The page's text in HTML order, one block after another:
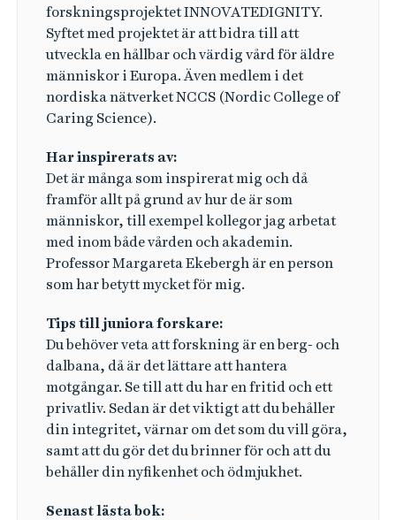
forskningsprojektet INNOVATEDIGNITY.
Syftet med projektet är att bidra till att
utveckla en hållbar och värdig vård för äldre
människor i Europa. Även medlem i det
nordiska nätverket NCCS (Nordic College of
Caring Science).
Har inspirerats av:
Det är många som inspirerat mig och då
framför allt på grund av hur de är som
människor, till exempel kollegor jag arbetat
med inom både vården och akademin.
Professor Margareta Ekebergh är en person
som har betytt mycket för mig.
Tips till juniora forskare:
Du behöver veta att forskning är en berg- och
dalbana, då är det lättare att hantera
motgångar. Se till att du har en fritid och ett
privatliv. Sedan är det viktigt att du behåller
din integritet, värnar om det som du vill göra,
samt att du gör det du brinner för och att du
behåller din nyfikenhet och ödmjukhet.
Senast lästa bok: